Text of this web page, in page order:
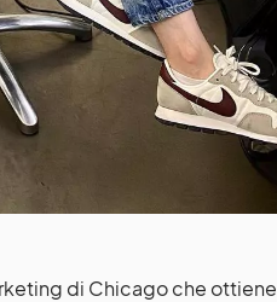
di Chicago che ottiene